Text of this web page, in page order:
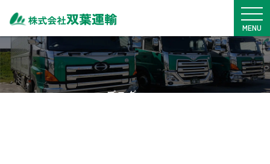
メニ
MENU
TOP
サービス内容
ブログ